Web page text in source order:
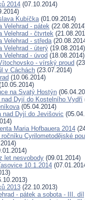
2014 (07.10.2014)
Kubíčka(01.09.2014)
Velehrad - pátek
Velehrad - čtvrtek
Velehrad - středa
Velehrad - úterý (19.08.2014)
Velehrad - úvod (18.08.2014)
- vírský proud
v Cáchách (23.07.2014)
(10.06.2014)
na Svatý Hostýn
Dyjí do Kostelního Vydří
(05.04.2014)
nad Dyjí do Jevišovic
Maria Hofbauera 2014
Cyrilometodějské
let nesvobody (09.01.2014)
10.1.2014
2013 (22.10.2013)
- pátek a sobota - III. díl